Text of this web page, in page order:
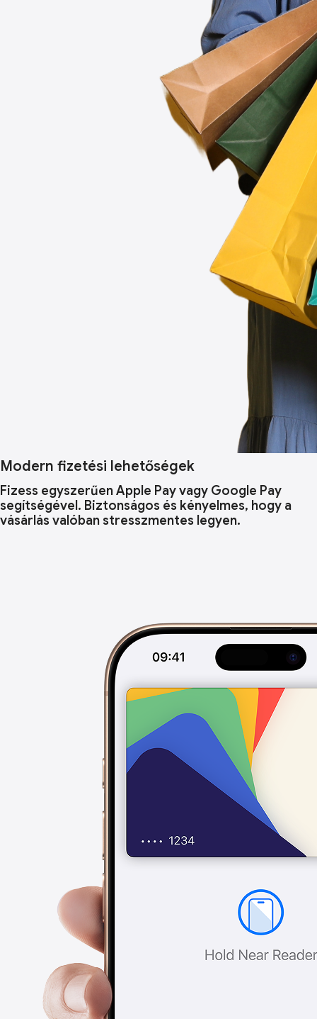
Modern fizetési lehetőségek
Fizess egyszerűen Apple Pay vagy Google Pay
segítségével. Biztonságos és kényelmes, hogy a
vásárlás valóban stresszmentes legyen.